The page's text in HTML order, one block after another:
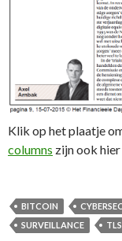
Klik op het plaatje
columns zijn ook hier
BITCOIN
SURVEILLANCE
TLS